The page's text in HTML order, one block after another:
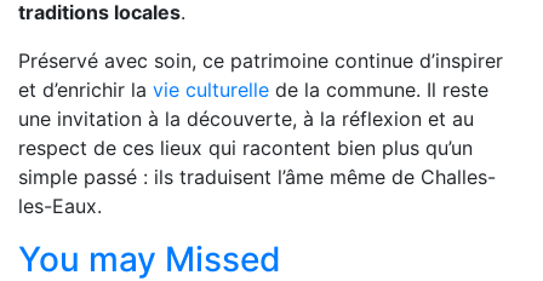
traditions locales.
Préservé avec soin, ce patrimoine continue d’inspirer
et d’enrichir la vie culturelle de la commune. Il reste
une invitation à la découverte, à la réflexion et au
respect de ces lieux qui racontent bien plus qu’un
simple passé : ils traduisent l’âme même de Challes-
les-Eaux.
You may Missed